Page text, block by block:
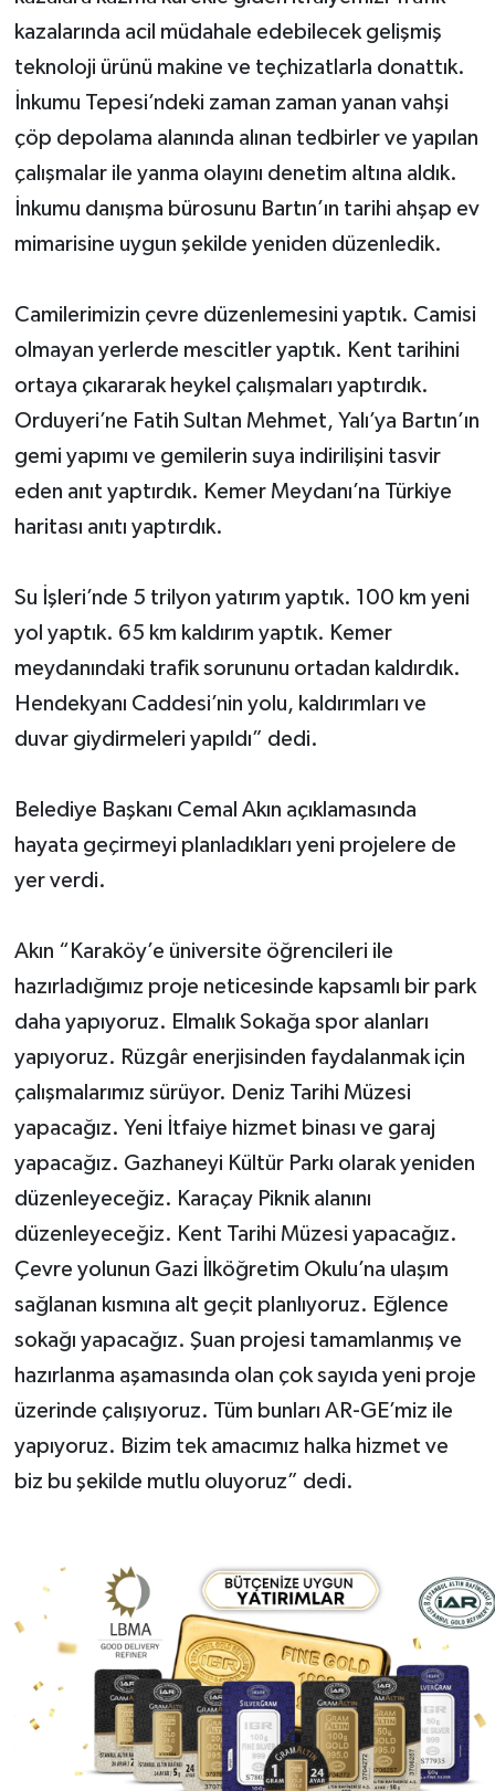
kazalarında acil müdahale edebilecek gelişmiş
teknoloji ürünü makine ve teçhizatlarla donattık.
İnkumu Tepesi’ndeki zaman zaman yanan vahşi
çöp depolama alanında alınan tedbirler ve yapılan
çalışmalar ile yanma olayını denetim altına aldık.
İnkumu danışma bürosunu Bartın’ın tarihi ahşap ev
mimarisine uygun şekilde yeniden düzenledik.
Camilerimizin çevre düzenlemesini yaptık. Camisi
olmayan yerlerde mescitler yaptık. Kent tarihini
ortaya çıkararak heykel çalışmaları yaptırdık.
Orduyeri’ne Fatih Sultan Mehmet, Yalı’ya Bartın’ın
gemi yapımı ve gemilerin suya indirilişini tasvir
eden anıt yaptırdık. Kemer Meydanı’na Türkiye
haritası anıtı yaptırdık.
Su İşleri’nde 5 trilyon yatırım yaptık. 100 km yeni
yol yaptık. 65 km kaldırım yaptık. Kemer
meydanındaki trafik sorununu ortadan kaldırdık.
Hendekyanı Caddesi’nin yolu, kaldırımları ve
duvar giydirmeleri yapıldı” dedi.
Belediye Başkanı Cemal Akın açıklamasında
hayata geçirmeyi planladıkları yeni projelere de
yer verdi.
Akın “Karaköy’e üniversite öğrencileri ile
hazırladığımız proje neticesinde kapsamlı bir park
daha yapıyoruz. Elmalık Sokağa spor alanları
yapıyoruz. Rüzgâr enerjisinden faydalanmak için
çalışmalarımız sürüyor. Deniz Tarihi Müzesi
yapacağız. Yeni İtfaiye hizmet binası ve garaj
yapacağız. Gazhaneyi Kültür Parkı olarak yeniden
düzenleyeceğiz. Karaçay Piknik alanını
düzenleyeceğiz. Kent Tarihi Müzesi yapacağız.
Çevre yolunun Gazi İlköğretim Okulu’na ulaşım
sağlanan kısmına alt geçit planlıyoruz. Eğlence
sokağı yapacağız. Şuan projesi tamamlanmış ve
hazırlanma aşamasında olan çok sayıda yeni proje
üzerinde çalışıyoruz. Tüm bunları AR-GE’miz ile
yapıyoruz. Bizim tek amacımız halka hizmet ve
biz bu şekilde mutlu oluyoruz” dedi.